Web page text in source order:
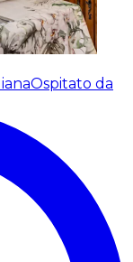
Ospitato da